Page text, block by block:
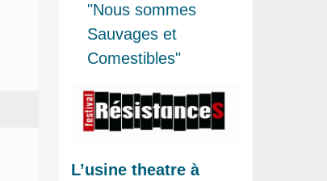
"Nous sommes
Sauvages et
Comestibles"
L’usine theatre à